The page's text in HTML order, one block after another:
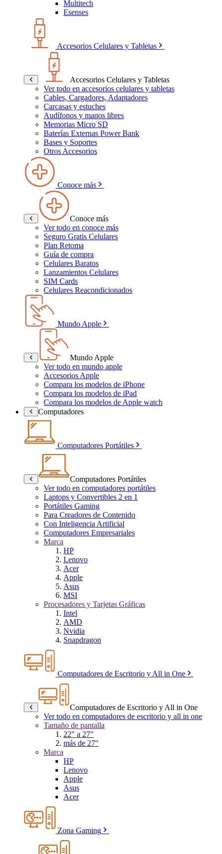
Multitech
Esenses
Accesorios Celulares y Tabletas
Accesorios Celulares y Tabletas
Ver todo en accesorios celulares y tabletas
Cables, Cargadores, Adaptadores
Carcasas y estuches
Audífonos y manos libres
Memorias Micro SD
Baterías Externas Power Bank
Bases y Soportes
Otros Accesorios
Conoce más
Conoce más
Ver todo en conoce más
Seguro Gratis Celulares
Plan Retoma
Guía de compra
Celulares Baratos
Lanzamientos Celulares
SIM Cards
Celulares Reacondicionados
Mundo Apple
Mundo Apple
Ver todo en mundo apple
Accesorios Apple
Compara los modelos de iPhone
Compara los modelos de iPad
Compara los modelos de Apple watch
Computadores
Computadores Portátiles
Computadores Portátiles
Ver todo en computadores portátiles
Laptops y Convertibles 2 en 1
Portátiles Gaming
Para Creadores de Contenido
Con Inteligencia Artificial
Computadores Empresariales
Marca
HP
Lenovo
Acer
Apple
Asus
MSI
Procesadores y Tarjetas Gráficas
Intel
AMD
Nvidia
Snapdragon
Computadores de Escritorio y All in One
Computadores de Escritorio y All in One
Ver todo en computadores de escritorio y all in one
Tamaño de pantalla
22" a 27"
más de 27"
Marca
HP
Lenovo
Apple
Asus
Acer
Zona Gaming